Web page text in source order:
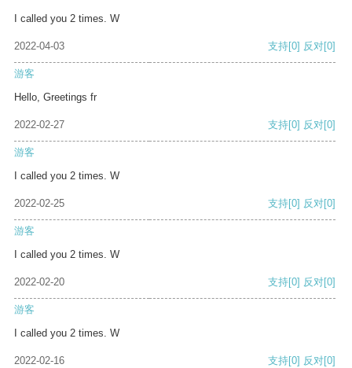
I called you 2 times. W
2022-04-03 支持[0] 反对[0]
游客
Hello, Greetings fr
2022-02-27 支持[0] 反对[0]
游客
I called you 2 times. W
2022-02-25 支持[0] 反对[0]
游客
I called you 2 times. W
2022-02-20 支持[0] 反对[0]
游客
I called you 2 times. W
2022-02-16 支持[0] 反对[0]